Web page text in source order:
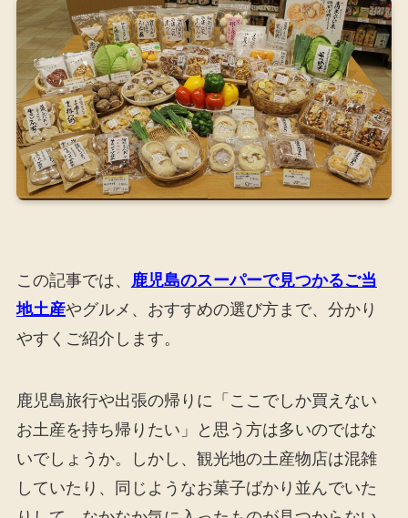
この記事では、 鹿児島のスーパーで見つかるご当
地土産やグルメ、おすすめの選び方まで、分かり
やすくご紹介します。
鹿児島旅行や出張の帰りに「ここでしか買えない
お土産を持ち帰りたい」と思う方は多いのではな
いでしょうか。しかし、観光地の土産物店は混雑
していたり、同じようなお菓子ばかり並んでいた